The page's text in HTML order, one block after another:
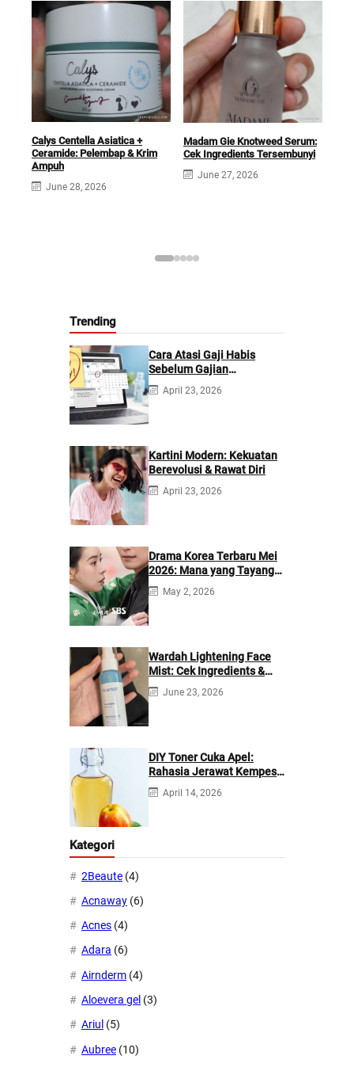
Calys Centella Asiatica +
Ceramide: Pelembap & Krim
Ampuh
June 28, 2026
Madam Gie Knotweed Serum:
Cek Ingredients Tersembunyi
June 27, 2026
Trending
Cara Atasi Gaji Habis
Sebelum Gajian
Berikutnya
April 23, 2026
Kartini Modern: Kekuatan
Berevolusi & Rawat Diri
April 23, 2026
Drama Korea Terbaru Mei
2026: Mana yang Tayang
di Netflix?
May 2, 2026
Wardah Lightening Face
Mist: Cek Ingredients &
Manfaatnya
June 23, 2026
DIY Toner Cuka Apel:
Rahasia Jerawat Kempes
dalam 2 Hari!
April 14, 2026
Kategori
2Beaute (4)
Acnaway (6)
Acnes (4)
Adara (6)
Airnderm (4)
Aloevera gel (3)
Ariul (5)
Aubree (10)